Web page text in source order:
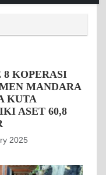
8 KOPERASI
MANDARA
KUTA
ASET 60,8
2025